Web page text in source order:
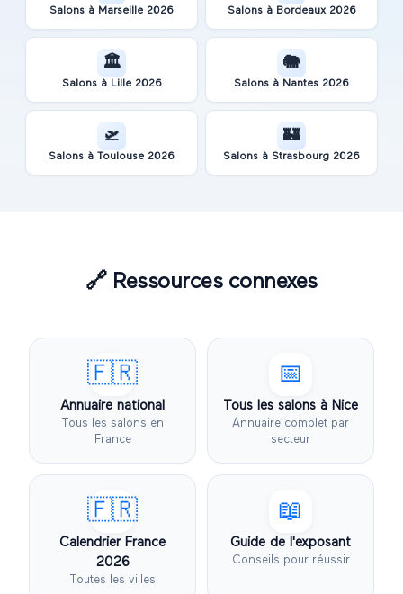
Salons à Marseille 2026 Salons à Bordeaux 2026
🏛️
Salons à Lille 2026
🐘
Salons à Nantes 2026
🛫
Salons à Toulouse 2026
🏰
Salons à Strasbourg 2026
🔗Ressources connexes
🇫🇷
Annuaire national
Tous les salons en
France
📅
Tous les salons à Nice
Annuaire complet par
secteur
🇫🇷
Calendrier France
2026
Toutes les villes
📖
Guide de l'exposant
Conseils pour réussir